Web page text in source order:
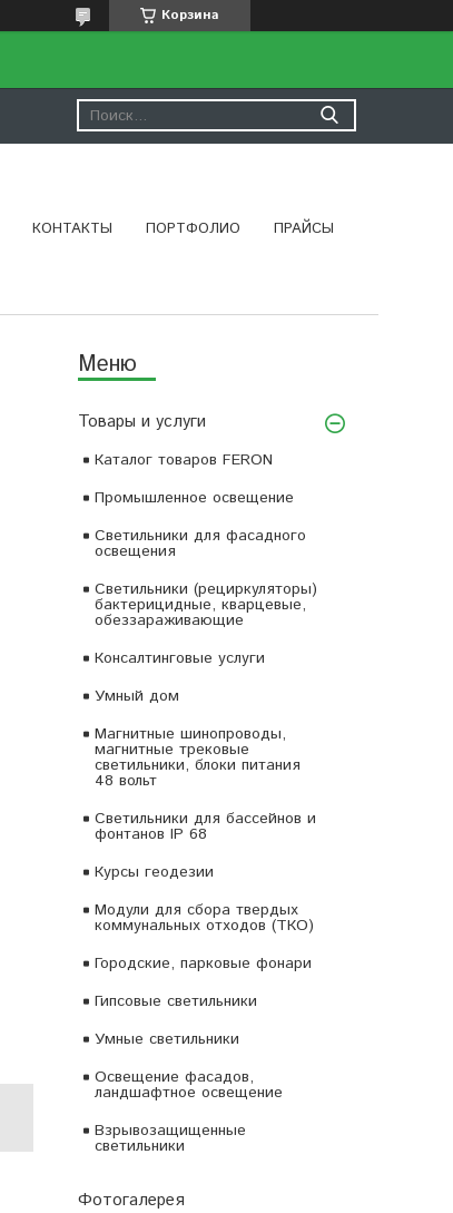
Корзина
КОНТАКТЫ ПОРТФОЛИО ПРАЙСЫ
Товары и услуги
Каталог товаров FERON
Промышленное освещение
Светильники для фасадного
освещения
Светильники (рециркуляторы)
бактерицидные, кварцевые,
обеззараживающие
Консалтинговые услуги
Умный дом
Магнитные шинопроводы,
магнитные трековые
светильники, блоки питания
48 вольт
Светильники для бассейнов и
фонтанов IP 68
Курсы геодезии
Модули для сбора твердых
коммунальных отходов (ТКО)
Городские, парковые фонари
Гипсовые светильники
Умные светильники
Освещение фасадов,
ландшафтное освещение
Взрывозащищенные
светильники
Фотогалерея